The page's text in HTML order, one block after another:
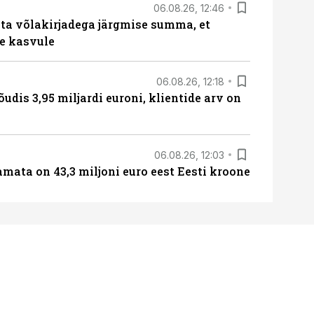
06.08.26, 12:46
võlakirjadega järgmise summa, et
kasvule
06.08.26, 12:18
3,95 miljardi euroni, klientide arv on
06.08.26, 12:03
on 43,3 miljoni euro eest Eesti kroone